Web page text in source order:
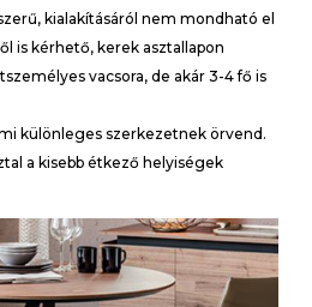
kialakításáról nem mondható el
is kérhető, kerek asztallapon
vacsora, de akár 3-4 fő is
különleges szerkezetnek örvend.
a kisebb étkező helyiségek